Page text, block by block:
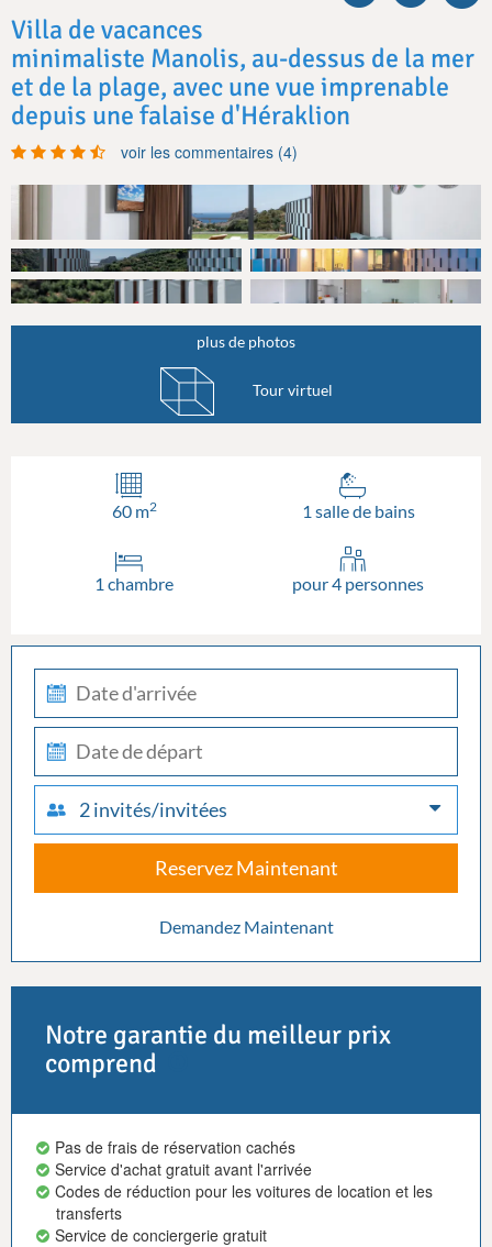
Villa de vacances
minimaliste Manolis, au-dessus de la mer
et de la plage, avec une vue imprenable
depuis une falaise d'Héraklion
voir les commentaires (4)
plus de photos
Tour virtuel
60 m2 1 salle de bains
1 chambre pour 4 personnes
in
out
2 invités/invitées
Reservez Maintenant
Demandez Maintenant
Notre garantie du meilleur prix
comprend
Pas de frais de réservation cachés
Service d'achat gratuit avant l'arrivée
Codes de réduction pour les voitures de location et les
transferts
Service de conciergerie gratuit